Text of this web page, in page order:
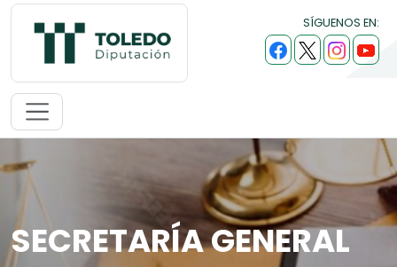
SÍGUENOS EN:
SECRETARÍA GENERAL